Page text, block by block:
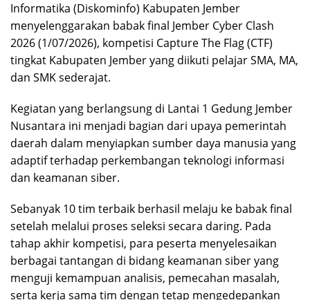
Informatika (Diskominfo) Kabupaten Jember
menyelenggarakan babak final Jember Cyber Clash
2026 (1/07/2026), kompetisi Capture The Flag (CTF)
tingkat Kabupaten Jember yang diikuti pelajar SMA, MA,
dan SMK sederajat.
Kegiatan yang berlangsung di Lantai 1 Gedung Jember
Nusantara ini menjadi bagian dari upaya pemerintah
daerah dalam menyiapkan sumber daya manusia yang
adaptif terhadap perkembangan teknologi informasi
dan keamanan siber.
Sebanyak 10 tim terbaik berhasil melaju ke babak final
setelah melalui proses seleksi secara daring. Pada
tahap akhir kompetisi, para peserta menyelesaikan
berbagai tantangan di bidang keamanan siber yang
menguji kemampuan analisis, pemecahan masalah,
serta kerja sama tim dengan tetap mengedepankan